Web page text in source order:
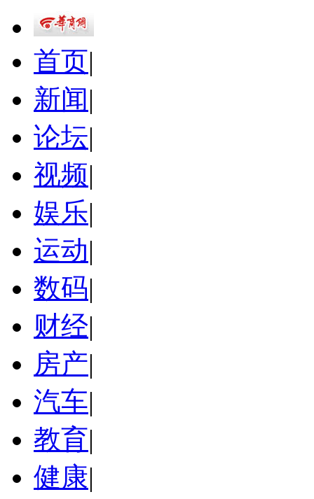
首页|
新闻|
论坛|
视频|
娱乐|
运动|
数码|
财经|
房产|
汽车|
教育|
健康|